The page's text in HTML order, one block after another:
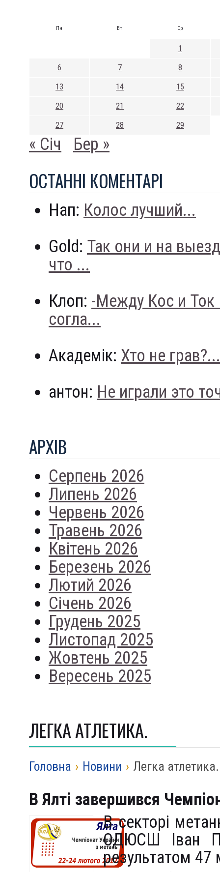
Пн Вт Ср
1
6 7 8
13 14 15
20 21 22
27 28 29
« Січ Бер »
ОСТАННI КОМЕНТАРI
Нап: Колос лучший...
Gold: Так они и на
что ...
Клоп: -Между Кос и
согла...
Академік: Хто не грав?...
антон: Не играли это
АРХIВ
Серпень 2026
Липень 2026
Червень 2026
Травень 2026
Квітень 2026
Березень 2026
Лютий 2026
Січень 2026
Грудень 2025
Листопад 2025
Жовтень 2025
Вересень 2025
ЛЕГКА АТЛЕТИКА.
Головна › Новини › Легка атлетика.
В Ялті завершився
В секторі
ОДЮСШ Іван
результатом 47